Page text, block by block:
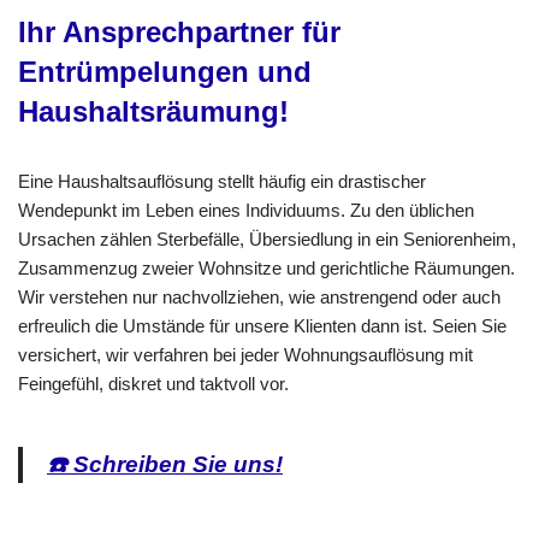
Ihr Ansprechpartner für
Entrümpelungen und
Haushaltsräumung!
Eine Haushaltsauflösung stellt häufig ein drastischer
Wendepunkt im Leben eines Individuums. Zu den üblichen
Ursachen zählen Sterbefälle, Übersiedlung in ein Seniorenheim,
Zusammenzug zweier Wohnsitze und gerichtliche Räumungen.
Wir verstehen nur nachvollziehen, wie anstrengend oder auch
erfreulich die Umstände für unsere Klienten dann ist. Seien Sie
versichert, wir verfahren bei jeder Wohnungsauflösung mit
Feingefühl, diskret und taktvoll vor.
☎️ Schreiben Sie uns!